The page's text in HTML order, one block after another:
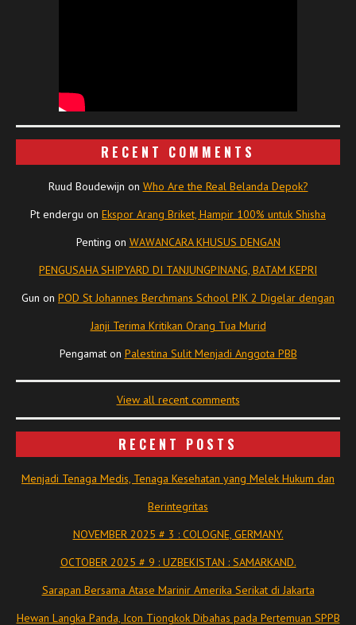
RECENT COMMENTS
Ruud Boudewijn on Who Are the Real Belanda Depok?
Pt endergu on Ekspor Arang Briket, Hampir 100% untuk Shisha
Penting on WAWANCARA KHUSUS DENGAN
PENGUSAHA SHIPYARD DI TANJUNGPINANG, BATAM KEPRI
Gun on POD St Johannes Berchmans School PIK 2 Digelar dengan
Janji Terima Kritikan Orang Tua Murid
Pengamaton Palestina Sulit Menjadi Anggota PBB
View all recent comments
RECENT POSTS
Menjadi Tenaga Medis, Tenaga Kesehatan yang Melek Hukum dan
Berintegritas
NOVEMBER 2025 # 3 : COLOGNE, GERMANY.
OCTOBER 2025 # 9 : UZBEKISTAN : SAMARKAND.
Sarapan Bersama Atase Marinir Amerika Serikat di Jakarta
Hewan Langka Panda, Icon Tiongkok Dibahas pada Pertemuan SPPB